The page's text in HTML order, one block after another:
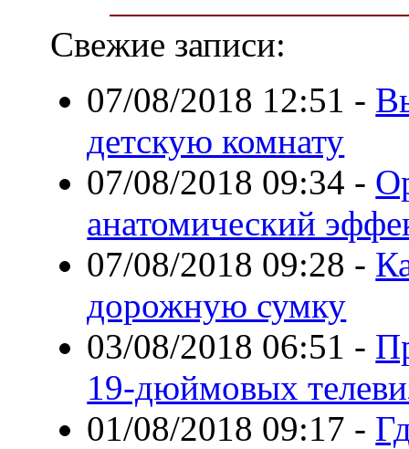
Свежие записи:
07/08/2018 12:51 -
детскую комнату
07/08/2018 09:34 -
анатомический
07/08/2018 09:28 -
дорожную сумку
03/08/2018 06:51 -
19-дюймовых
01/08/2018 09:17 -